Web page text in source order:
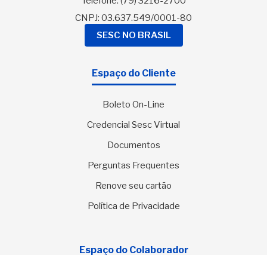
CNPJ: 03.637.549/0001-80
SESC NO BRASIL
Espaço do Cliente
Boleto On-Line
Credencial Sesc Virtual
Documentos
Perguntas Frequentes
Renove seu cartão
Política de Privacidade
Espaço do Colaborador